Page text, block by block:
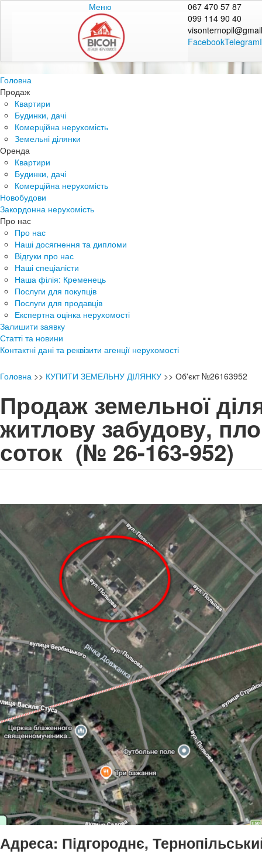
Меню
067 470 57 87
099 114 90 40
FacebookTelegram
Головна
Продаж
Квартири
Будинки, дачі
Комерційна нерухомість
Земельні ділянки
Оренда
Квартири
Будинки, дачі
Комерційна нерухомість
Новобудови
Закордонна нерухомість
Про нас
Про нас
Наші досягнення та дипломи
Відгуки про нас
Наші спеціалісти
Наша філія: Кременець
Послуги для покупців
Послуги для продавців
Експертна оцінка нерухомості
Залишити заявку
Статті та новини
Контактні дані та реквізити агенції нерухомості
Головна >> КУПИТИ ЗЕМЕЛЬНУ ДІЛЯНКУ >> Об'єкт №26163952
Продаж земельної
житлову забудову,
соток (№ 26-163-952)
Адреса: Підгороднє,